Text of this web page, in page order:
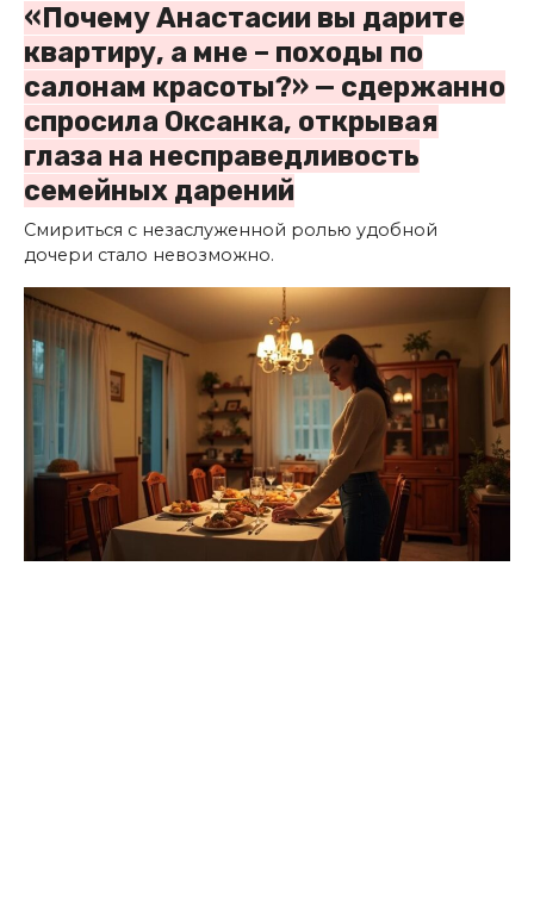
«Почему Анастасии вы дарите
квартиру, а мне – походы по
салонам красоты?» — сдержанно
спросила Оксанка, открывая
глаза на несправедливость
семейных дарений
Смириться с незаслуженной ролью удобной
дочери стало невозможно.